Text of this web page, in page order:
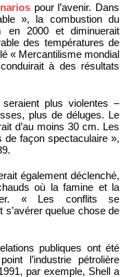
pour l’avenir. Dans
», la combustion du
en 2000 et diminuerait
des températures de
« Mercantilisme mondial
à des résultats
plus violentes –
plus de déluges. Le
d’au moins 30 cm. Les
de façon spectaculaire »,
également déclenché,
où la famine et la
« Les conflits se
s’avérer quelue chose de
publiques ont été
l’industrie pétrolière
par exemple, Shell a